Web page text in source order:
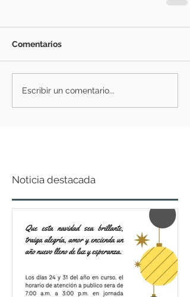
Comentarios
Escribir un comentario...
Noticia destacada